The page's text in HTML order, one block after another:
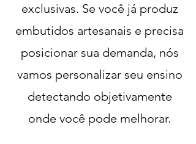
exclusivas. Se você já produz
embutidos artesanais e precisa
posicionar sua demanda, nós
vamos personalizar seu ensino
detectando objetivamente
onde você pode melhorar.